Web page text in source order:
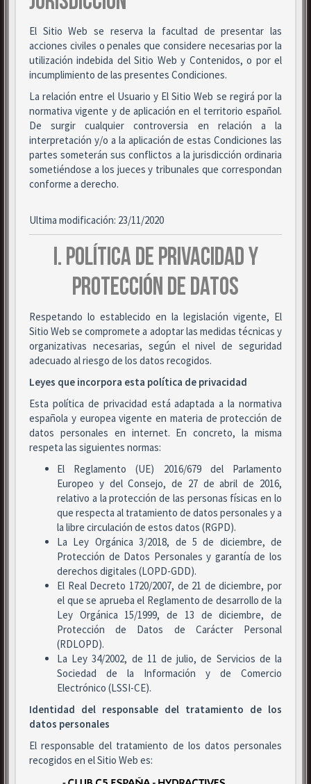
El Sitio Web se reserva la facultad de presentar las
acciones civiles o penales que considere necesarias por la
utilización indebida del Sitio Web y Contenidos, o por el
incumplimiento de las presentes Condiciones.
La relación entre el Usuario y El Sitio Web se regirá por la
normativa vigente y de aplicación en el territorio español.
De surgir cualquier controversia en relación a la
interpretación y/o a la aplicación de estas Condiciones las
partes someterán sus conflictos a la jurisdicción ordinaria
sometiéndose a los jueces y tribunales que correspondan
conforme a derecho.
Ultima modificación: 23/11/2020
I. POLÍTICA DE PRIVACIDAD Y
PROTECCIÓN DE DATOS
Respetando lo establecido en la legislación vigente, El
Sitio Web se compromete a adoptar las medidas técnicas y
organizativas necesarias, según el nivel de seguridad
adecuado al riesgo de los datos recogidos.
Leyes que incorpora esta política de privacidad
Esta política de privacidad está adaptada a la normativa
española y europea vigente en materia de protección de
datos personales en internet. En concreto, la misma
respeta las siguientes normas:
El Reglamento (UE) 2016/679 del Parlamento
Europeo y del Consejo, de 27 de abril de 2016,
relativo a la protección de las personas físicas en lo
que respecta al tratamiento de datos personales y a
la libre circulación de estos datos (RGPD).
La Ley Orgánica 3/2018, de 5 de diciembre, de
Protección de Datos Personales y garantía de los
derechos digitales (LOPD-GDD).
El Real Decreto 1720/2007, de 21 de diciembre, por
el que se aprueba el Reglamento de desarrollo de la
Ley Orgánica 15/1999, de 13 de diciembre, de
Protección de Datos de Carácter Personal
(RDLOPD).
La Ley 34/2002, de 11 de julio, de Servicios de la
Sociedad de la Información y de Comercio
Electrónico (LSSI-CE).
Identidad del responsable del tratamiento de los
datos personales
El responsable del tratamiento de los datos personales
recogidos en el Sitio Web es: